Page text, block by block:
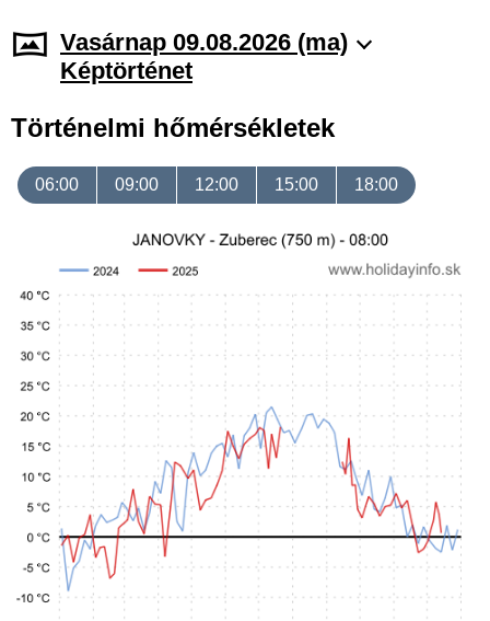
Vasárnap 09.08.2026 (ma)
Képtörténet
Történelmi hőmérsékletek
06:00 09:00 12:00 15:00 18:00